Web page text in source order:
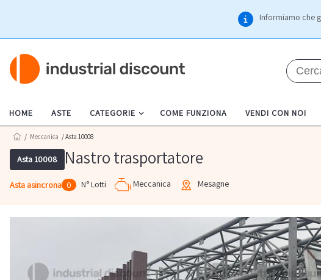
Informiamo che
HOME ASTE CATEGORIE COME FUNZIONA VENDI CON NOI
/ Meccanica / Asta 10008
Asta 10008 Nastro trasportatore
Asta asincrona 0 N° Lotti Meccanica Mesagne